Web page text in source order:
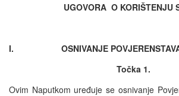
UGOVORA O KORIŠTENJU
I. OSNIVANJE
Točka 1.
Ovim Naputkom uređuje se osnivanje